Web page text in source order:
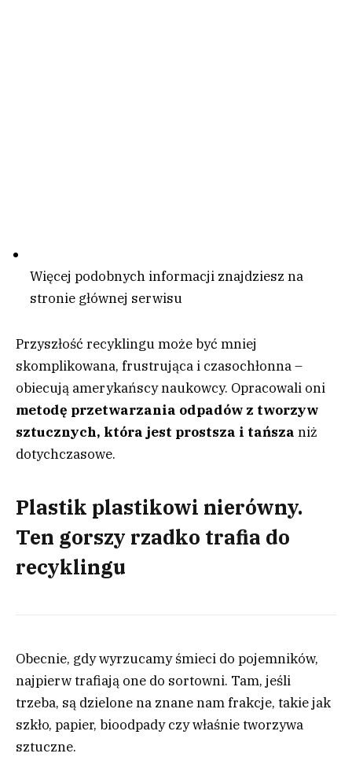
Więcej podobnych informacji znajdziesz na
stronie głównej serwisu
Przyszłość recyklingu może być mniej
skomplikowana, frustrująca i czasochłonna –
obiecują amerykańscy naukowcy. Opracowali oni
metodę przetwarzania odpadów z tworzyw
sztucznych, która jest prostsza i tańsza niż
dotychczasowe.
Plastik plastikowi nierówny.
Ten gorszy rzadko trafia do
recyklingu
Obecnie, gdy wyrzucamy śmieci do pojemników,
najpierw trafiają one do sortowni. Tam, jeśli
trzeba, są dzielone na znane nam frakcje, takie jak
szkło, papier, bioodpady czy właśnie tworzywa
sztuczne.